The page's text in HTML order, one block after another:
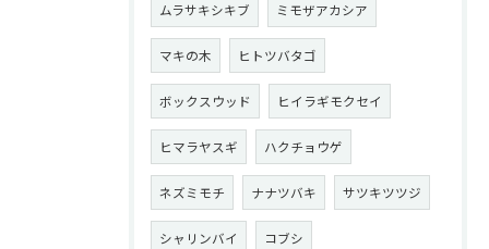
ムラサキシキブ ミモザアカシア
マキの木 ヒトツバタゴ
ボックスウッド ヒイラギモクセイ
ヒマラヤスギ ハクチョウゲ
ネズミモチ ナナツバキ サツキツツジ
シャリンバイ コブシ